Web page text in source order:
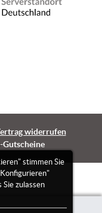
stimmen Sie
Sie zulassen
widerrufen